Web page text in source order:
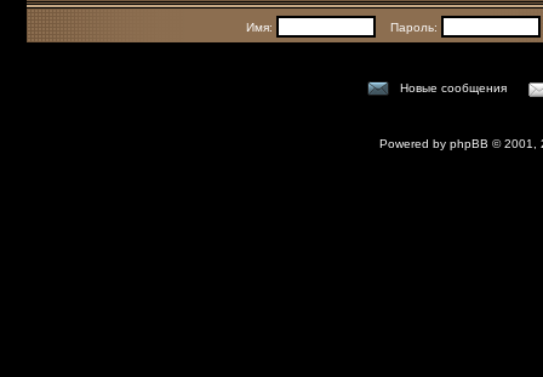
Имя: Пароль:
Новые сообщения
Powered by phpBB © 2001,